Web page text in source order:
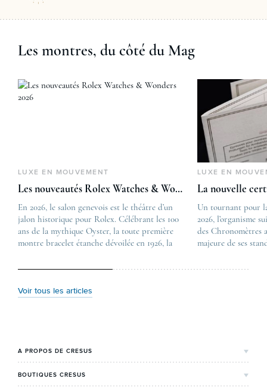
Les montres, du côté du Mag
Voir tous les articles
LUXE EN MOUVEMENT
Les nouveautés Rolex Watches & Wonders 2026
En 2026, le salon genevois est le théâtre d’un
jalon historique pour Rolex. Célébrant les 100
ans de la mythique Oyster, la toute première
montre bracelet étanche dévoilée en 1926, la
commémorative alliant héritage patrimonial et
métallurgique à la réinterprétation esthétique
The post
Les nouveautés
first appeared on
Lovetime
LUXE EN
La nouvelle
Un tournant pour
2026, l’organisme
des Chronomètres
majeure de ses
Chronometer”,
A PROPOS DE CRESUS
L'Histoire de Cresus
BOUTIQUES CRESUS